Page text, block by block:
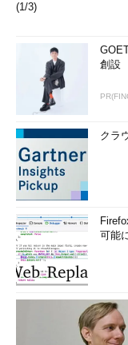
(1/3)
創設
クラ
可能